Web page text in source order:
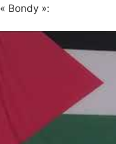
Bondy »: